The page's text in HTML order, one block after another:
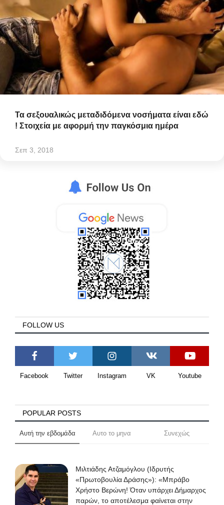
Τα σεξουαλικώς μεταδιδόμενα νοσήματα είναι εδώ
! Στοιχεία με αφορμή την παγκόσμια ημέρα
Σεπ 3, 2018
FOLLOW US
Facebook Twitter Instagram VK Youtube
POPULAR POSTS
Αυτή την εβδομάδα Αυτο το μηνα Συνεχώς
Μιλτιάδης Ατζαμόγλου (Ιδρυτής
«Πρωτοβουλία Δράσης»): «Μπράβο
Χρήστο Βερώνη! Όταν υπάρχει Δήμαρχος
παρών, το αποτέλεσμα φαίνεται στην